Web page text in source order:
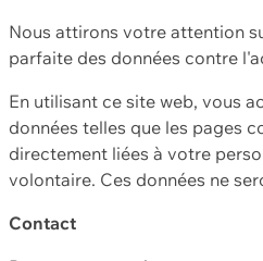
Nous attirons votre attention
parfaite des données contre
En utilisant ce site web, vous
données telles que les pages
directement liées à votre
volontaire. Ces données ne
Contact